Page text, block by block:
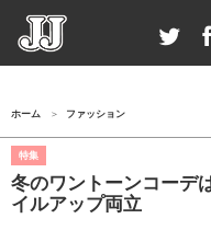
ホーム ファッション
特集
冬のワントーンコーデ
イルアップ両立